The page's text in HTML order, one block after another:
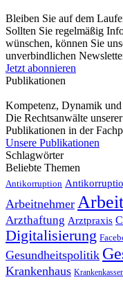
Bleiben Sie auf dem
Sollten Sie regelmäßig
wünschen, können Sie
unverbindlichen
Jetzt abonnieren
Publikationen
Kompetenz, Dynamik
Die Rechtsanwälte
Publikationen in der
Unsere Publikationen
Schlagwörter
Beliebte Themen
Antikorruption
Arbeitnehmer
Arzthaftung Arztpraxis
Digitalisierung
Gesundheitspolitik
Krankenhaus